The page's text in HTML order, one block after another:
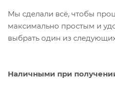
Мы сделали всё, чтобы
максимально простым и
выбрать один из
Наличными при